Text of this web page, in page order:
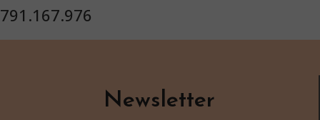
791.167.976
Newsletter